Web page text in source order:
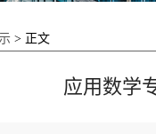
> 正文
应用数学